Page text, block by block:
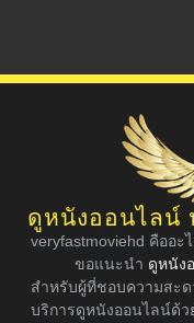
ดูหนังออนไลน์
veryfastmoviehd คืออะ
ขอแนะนำ ดูหนัง
สำหรับผู้ที่ชอบความสะด
บริการดูหนังออนไลน์ด้ว